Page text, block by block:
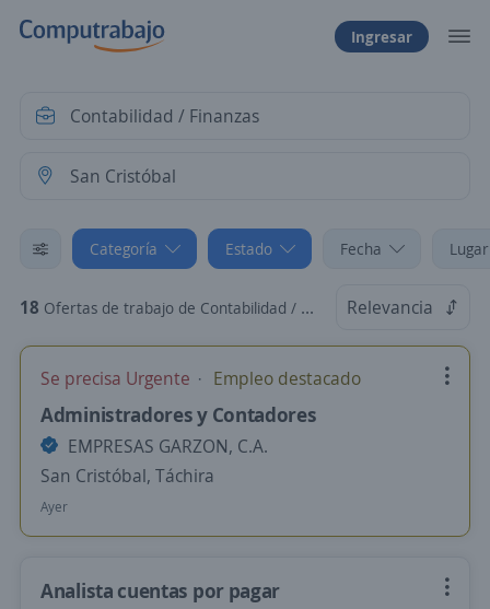
Ingresar
Categoría Estado Fecha
18 Ofertas de trabajo de Contabilidad / Finanzas en San Cristóbal, Táchira Relevancia
Se precisa Urgente Empleo destacado
Administradores y Contadores
EMPRESAS GARZON, C.A.
San Cristóbal, Táchira
Ayer
Analista cuentas por pagar